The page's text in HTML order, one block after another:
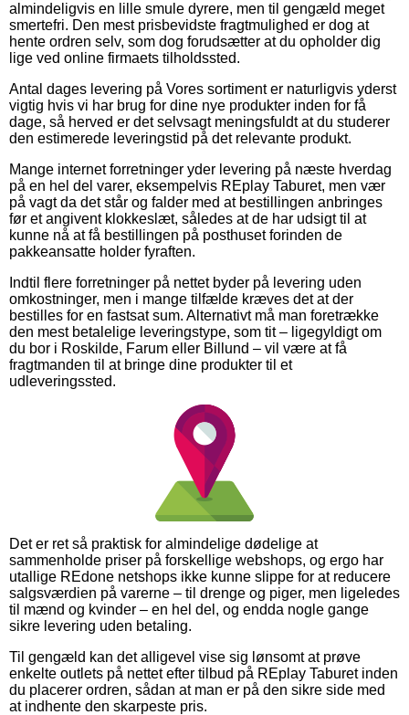
almindeligvis en lille smule dyrere, men til gengæld meget
smertefri. Den mest prisbevidste fragtmulighed er dog at
hente ordren selv, som dog forudsætter at du opholder dig
lige ved online firmaets tilholdssted.
Antal dages levering på Vores sortiment er naturligvis yderst
vigtig hvis vi har brug for dine nye produkter inden for få
dage, så herved er det selvsagt meningsfuldt at du studerer
den estimerede leveringstid på det relevante produkt.
Mange internet forretninger yder levering på næste hverdag
på en hel del varer, eksempelvis REplay Taburet, men vær
på vagt da det står og falder med at bestillingen anbringes
før et angivent klokkeslæt, således at de har udsigt til at
kunne nå at få bestillingen på posthuset forinden de
pakkeansatte holder fyraften.
Indtil flere forretninger på nettet byder på levering uden
omkostninger, men i mange tilfælde kræves det at der
bestilles for en fastsat sum. Alternativt må man foretrække
den mest betalelige leveringstype, som tit – ligegyldigt om
du bor i Roskilde, Farum eller Billund – vil være at få
fragtmanden til at bringe dine produkter til et
udleveringssted.
Det er ret så praktisk for almindelige dødelige at
sammenholde priser på forskellige webshops, og ergo har
utallige REdone netshops ikke kunne slippe for at reducere
salgsværdien på varerne – til drenge og piger, men ligeledes
til mænd og kvinder – en hel del, og endda nogle gange
sikre levering uden betaling.
Til gengæld kan det alligevel vise sig lønsomt at prøve
enkelte outlets på nettet efter tilbud på REplay Taburet inden
du placerer ordren, sådan at man er på den sikre side med
at indhente den skarpeste pris.